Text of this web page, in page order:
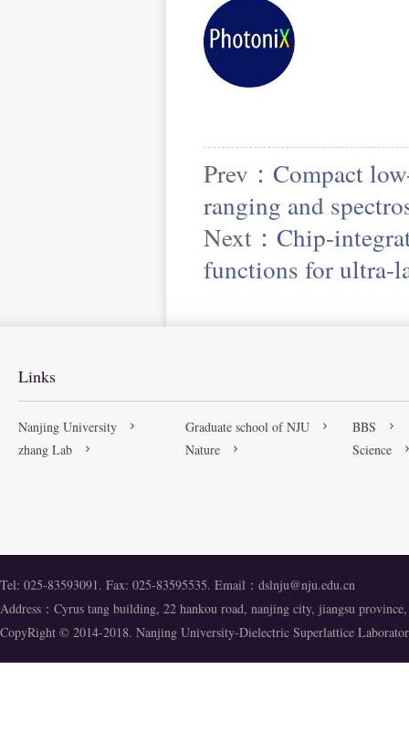
Prev： Compact
ranging and
Next： Chip-
functions for ultra-
Links
Nanjing University Graduate school of NJU
BBS
zhang Lab
Nature Science
Tel: 025-83593091. Fax: 025-83595535. Email： dslnju@nju.edu.cn
Address：Cyrus tang building, 22 hankou road, nanjing city, jiangsu
CopyRight © 2014-2018. Nanjing University-Dielectric Superlattice